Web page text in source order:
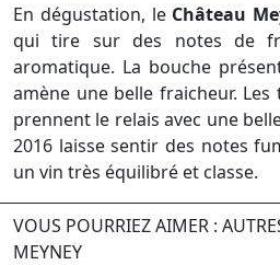
En dégustation, le Château
qui tire sur des notes de
aromatique. La bouche
amène une belle fraicheur.
prennent le relais avec une
2016 laisse sentir des notes
un vin très équilibré et classe.
VOUS POURRIEZ AIMER :
MEYNEY